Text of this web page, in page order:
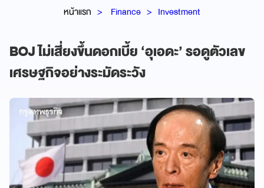
หน้าแรก Finance Investment
BOJ ไม่เสี่ยงขึ้นดอกเบี้ย ‘อุเอดะ’ รอดูตัวเลข
เศรษฐกิจอย่างระมัดระวัง